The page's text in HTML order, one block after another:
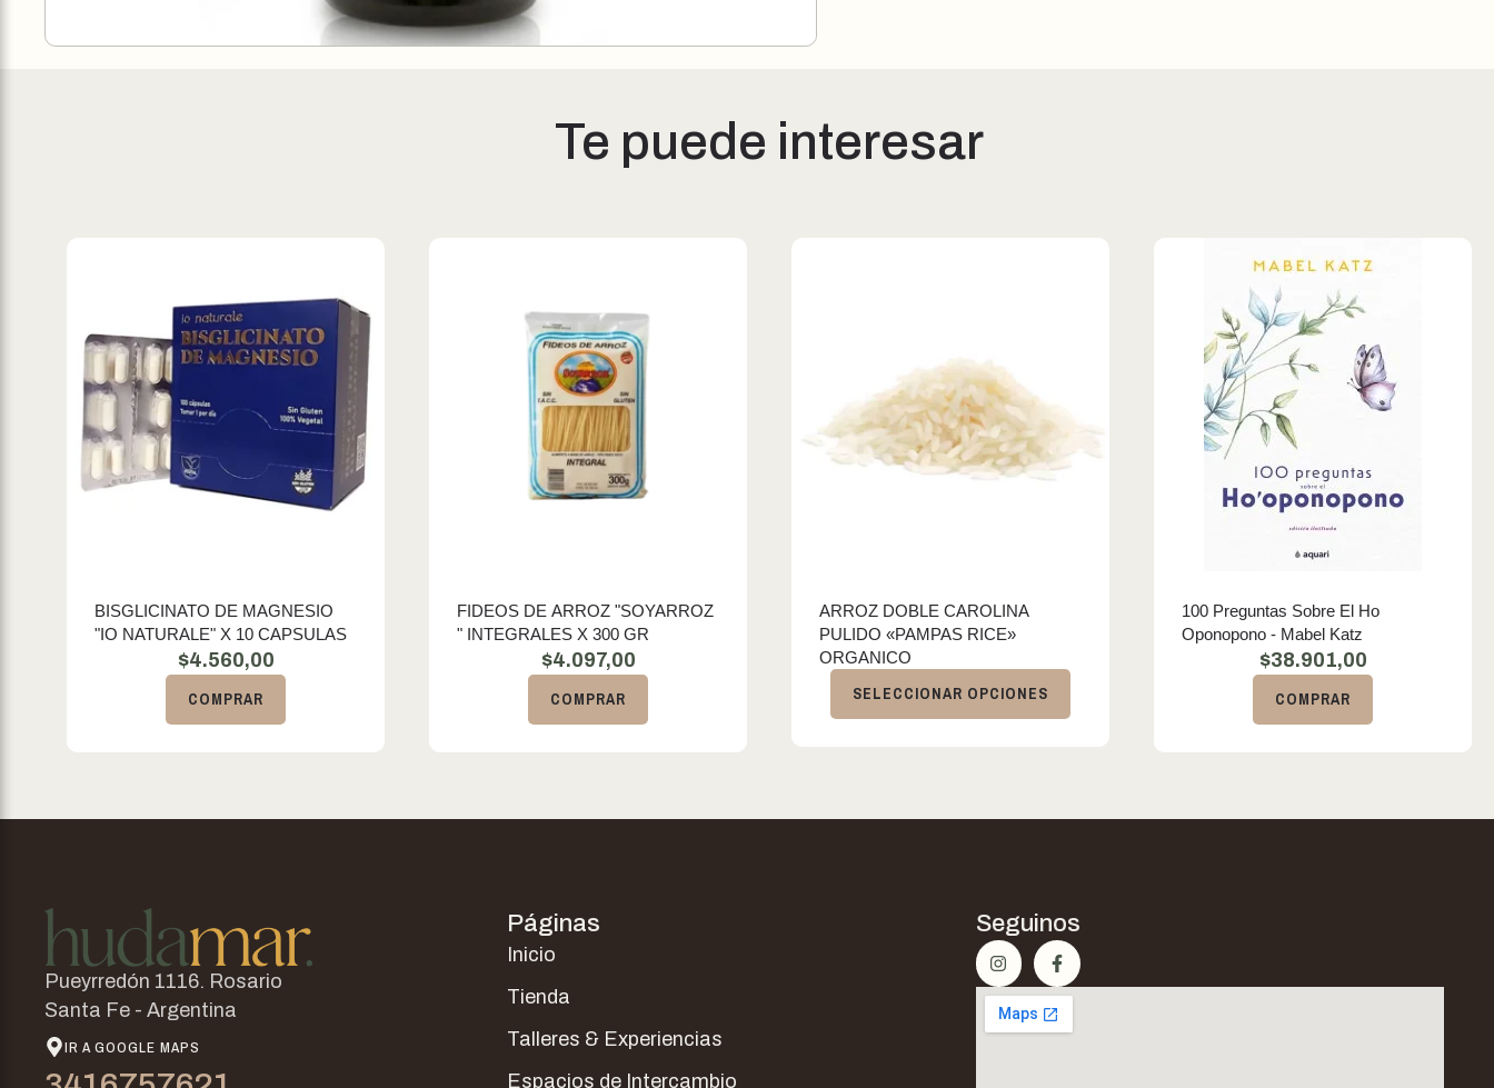
Te puede interesar
BISGLICINATO DE MAGNESIO
"IO NATURALE" X 10 CAPSULAS
$4.560,00
COMPRAR
FIDEOS DE ARROZ "SOYARROZ
" INTEGRALES X 300 GR
$4.097,00
COMPRAR
ARROZ DOBLE CAROLINA
PULIDO «PAMPAS RICE»
ORGANICO
SELECCIONAR OPCIONES
100 Preguntas Sobre El Ho
Oponopono - Mabel Katz
$38.901,00
COMPRAR
Pueyrredón 1116. Rosario
Santa Fe - Argentina
IR A GOOGLE MAPS
Páginas
Inicio
Tienda
Talleres & Experiencias
Espacios de Intercambio
Seguinos